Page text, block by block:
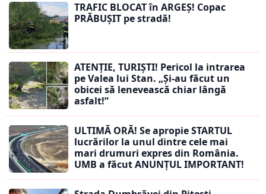
TRAFIC BLOCAT în ARGEȘ! Copac
PRĂBUȘIT pe stradă!
ATENȚIE, TURIȘTI! Pericol la intrarea
pe Valea lui Stan. „Și-au făcut un
obicei să lenevească chiar lângă
asfalt!”
ULTIMĂ ORĂ! Se apropie STARTUL
lucrărilor la unul dintre cele mai
mari drumuri expres din România.
UMB a făcut ANUNȚUL IMPORTANT!